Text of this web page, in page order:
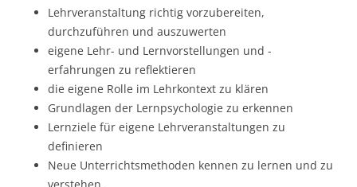
Lehrveranstaltung richtig vorzubereiten,
durchzuführen und auszuwerten
eigene Lehr- und Lernvorstellungen und -
erfahrungen zu reflektieren
die eigene Rolle im Lehrkontext zu klären
Grundlagen der Lernpsychologie zu erkennen
Lernziele für eigene Lehrveranstaltungen zu
definieren
Neue Unterrichtsmethoden kennen zu lernen und zu